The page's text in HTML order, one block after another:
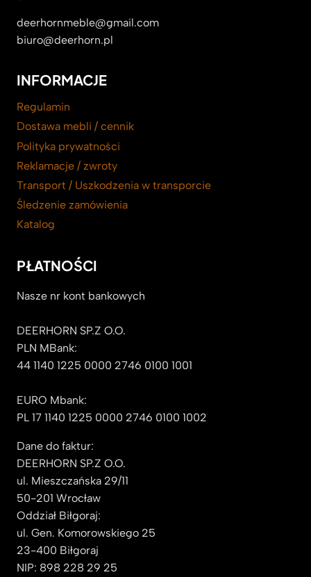
deerhornmeble@gmail.com
biuro@deerhorn.pl
INFORMACJE
Regulamin
Dostawa mebli / cennik
Polityka prywatności
Reklamacje / zwroty
Transport / Uszkodzenia w transporcie
Śledzenie zamówienia
Katalog
PŁATNOŚCI
Nasze nr kont bankowych
DEERHORN SP.Z O.O.
PLN MBank:
44 1140 1225 0000 2746 0100 1001
EURO Mbank:
PL 17 1140 1225 0000 2746 0100 1002
Dane do faktur:
DEERHORN SP.Z O.O.
ul. Mieszczańska 29/11
50-201 Wrocław
Oddział Biłgoraj:
ul. Gen. Komorowskiego 25
23-400 Biłgoraj
NIP: 898 228 29 25